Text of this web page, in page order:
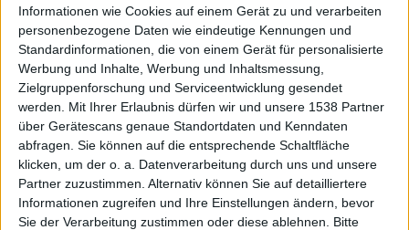
Informationen wie Cookies auf einem Gerät zu und verarbeiten
personenbezogene Daten wie eindeutige Kennungen und
Standardinformationen, die von einem Gerät für personalisierte
Werbung und Inhalte, Werbung und Inhaltsmessung,
Zielgruppenforschung und Serviceentwicklung gesendet
werden.
Mit Ihrer Erlaubnis dürfen wir und unsere 1538 Partner
über Gerätescans genaue Standortdaten und Kenndaten
abfragen. Sie können auf die entsprechende Schaltfläche
klicken, um der o. a. Datenverarbeitung durch uns und unsere
Partner zuzustimmen. Alternativ können Sie auf detailliertere
Informationen zugreifen und Ihre Einstellungen ändern, bevor
Sie der Verarbeitung zustimmen oder diese ablehnen.
Bitte
Aktuell